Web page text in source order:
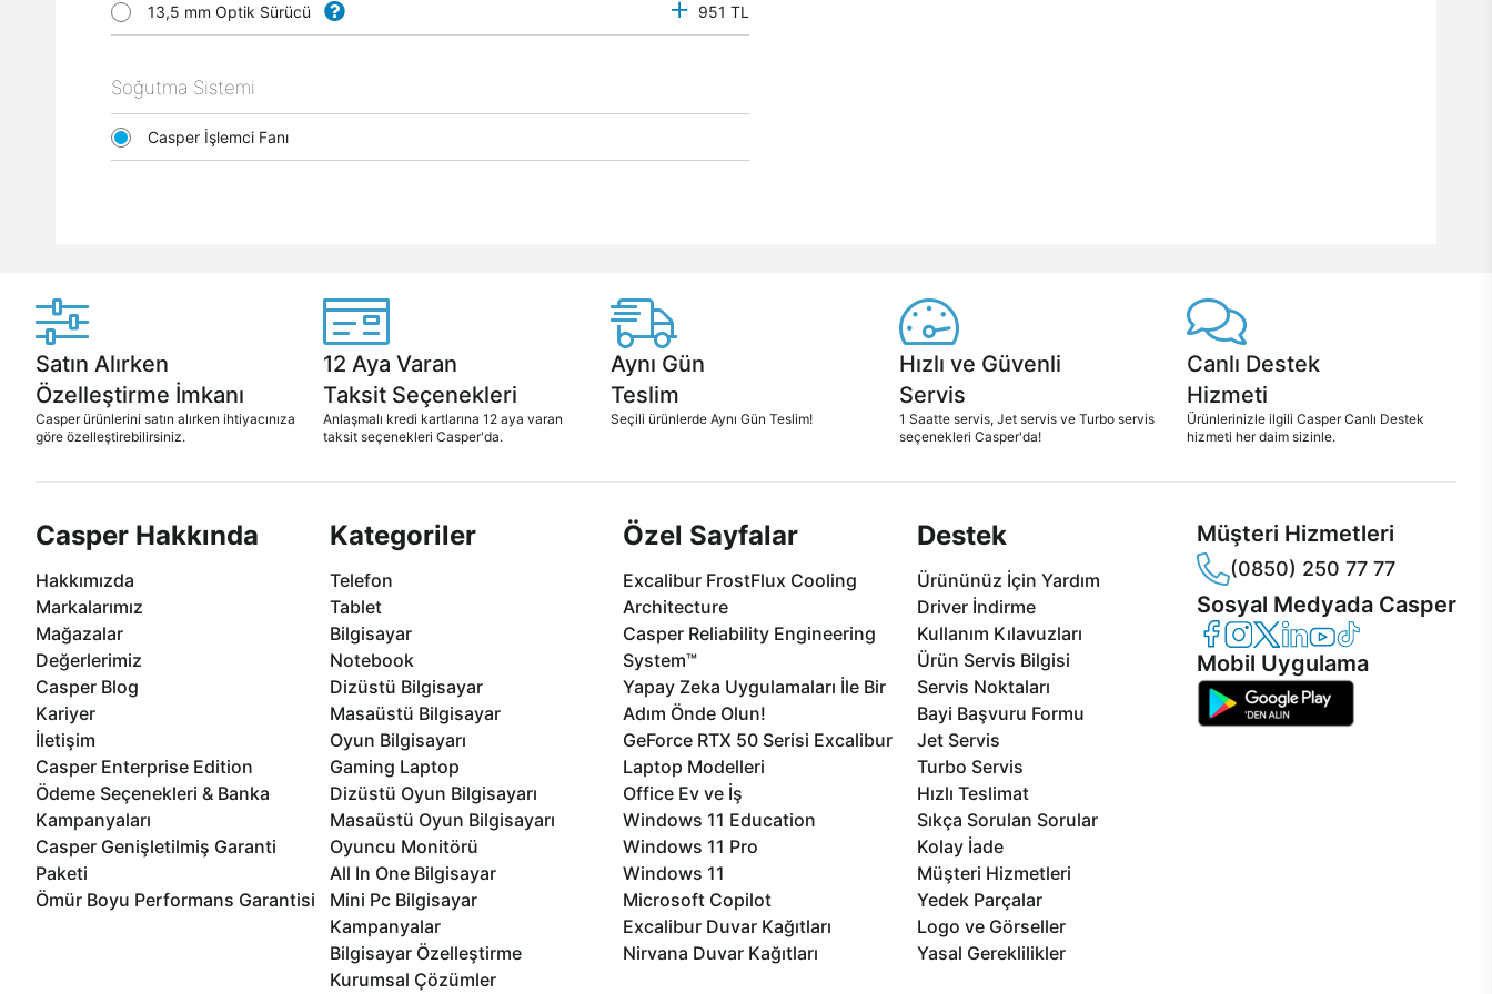
13,5 mm Optik Sürücü 951 TL
Soğutma Sistemi
Casper İşlemci Fanı
Satın Alırken
Özelleştirme İmkanı
Casper ürünlerini satın alırken ihtiyacınıza
göre özelleştirebilirsiniz.
12 Aya Varan
Taksit Seçenekleri
Anlaşmalı kredi kartlarına 12 aya varan
taksit seçenekleri Casper'da.
Aynı Gün
Teslim
Seçili ürünlerde Aynı Gün Teslim!
Hızlı ve Güvenli
Servis
1 Saatte servis, Jet servis ve Turbo servis
seçenekleri Casper'da!
Canlı Destek
Hizmeti
Ürünlerinizle ilgili Casper Canlı Destek
hizmeti her daim sizinle.
Casper Hakkında
Hakkımızda
Markalarımız
Mağazalar
Değerlerimiz
Casper Blog
Kariyer
İletişim
Casper Enterprise Edition
Ödeme Seçenekleri & Banka
Kampanyaları
Casper Genişletilmiş Garanti
Paketi
Ömür Boyu Performans Garantisi
Kategoriler
Telefon
Tablet
Bilgisayar
Notebook
Dizüstü Bilgisayar
Masaüstü Bilgisayar
Oyun Bilgisayarı
Gaming Laptop
Dizüstü Oyun Bilgisayarı
Masaüstü Oyun Bilgisayarı
Oyuncu Monitörü
All In One Bilgisayar
Mini Pc Bilgisayar
Kampanyalar
Bilgisayar Özelleştirme
Kurumsal Çözümler
Özel Sayfalar
Excalibur FrostFlux Cooling
Architecture
Casper Reliability Engineering
System™
Yapay Zeka Uygulamaları İle Bir
Adım Önde Olun!
GeForce RTX 50 Serisi Excalibur
Laptop Modelleri
Office Ev ve İş
Windows 11 Education
Windows 11 Pro
Windows 11
Microsoft Copilot
Excalibur Duvar Kağıtları
Nirvana Duvar Kağıtları
Destek
Ürününüz İçin Yardım
Driver İndirme
Kullanım Kılavuzları
Ürün Servis Bilgisi
Servis Noktaları
Bayi Başvuru Formu
Jet Servis
Turbo Servis
Hızlı Teslimat
Sıkça Sorulan Sorular
Kolay İade
Müşteri Hizmetleri
Yedek Parçalar
Logo ve Görseller
Yasal Gereklilikler
Müşteri Hizmetleri
(0850) 250 77 77
Sosyal Medyada Casper
Casper Facebook
Casper Instagram
Casper Twitter
Casper LinkedIn
Casper YouTube
Casper TikTok
Mobil Uygulama